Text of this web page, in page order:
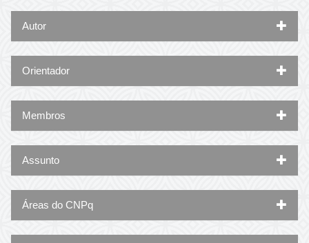
Autor
Orientador
Membros
Assunto
Áreas do CNPq